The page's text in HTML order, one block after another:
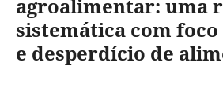
agroalimentar: uma
sistemática com foco
e desperdício de